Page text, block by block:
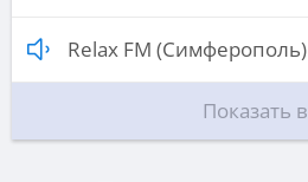
Relax FM (Симферополь)
Показать